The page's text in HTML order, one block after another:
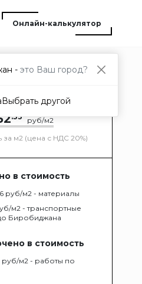
Онлайн-калькулятор
.33 руб/м2
за м2 (цена с НДС 20%)
в стоимость
руб/м2 - материалы
м2 - транспортные
Биробиджана
в стоимость
руб/м2 - работы по
- это Ваш город?
Выбрать другой